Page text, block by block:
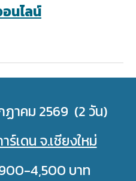
นไลน์
าคม 2569 (2 วัน)
ร์เดน จ.เชียงใหม่
4,500 บาท